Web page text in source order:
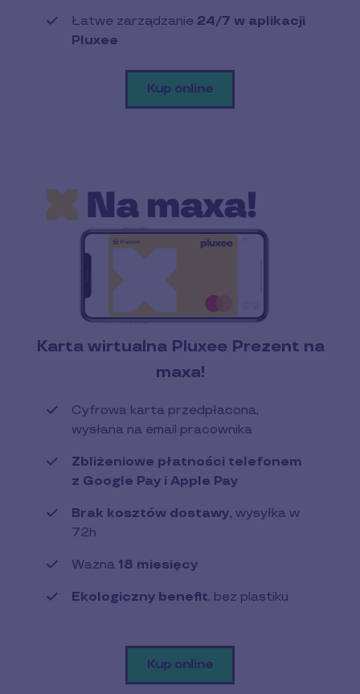
Łatwe zarządzanie 24/7 w aplikacji
Pluxee
Kup online
Karta wirtualna Pluxee Prezent na
maxa!
Cyfrowa karta przedpłacona,
wysłana na email pracownika
Zbliżeniowe płatności telefonem
z Google Pay i Apple Pay
Brak kosztów dostawy, wysyłka w
72h
Ważna 18 miesięcy
Ekologiczny benefit, bez plastiku
Kup online